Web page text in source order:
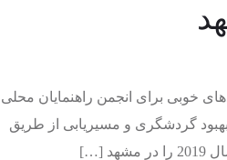
سال رویدادهای خوبی برای انجمن راهنمایان محلی
گردشگری و مسیریابی از طریق
[…]